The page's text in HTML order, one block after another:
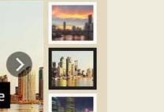
mit Rotate effekt